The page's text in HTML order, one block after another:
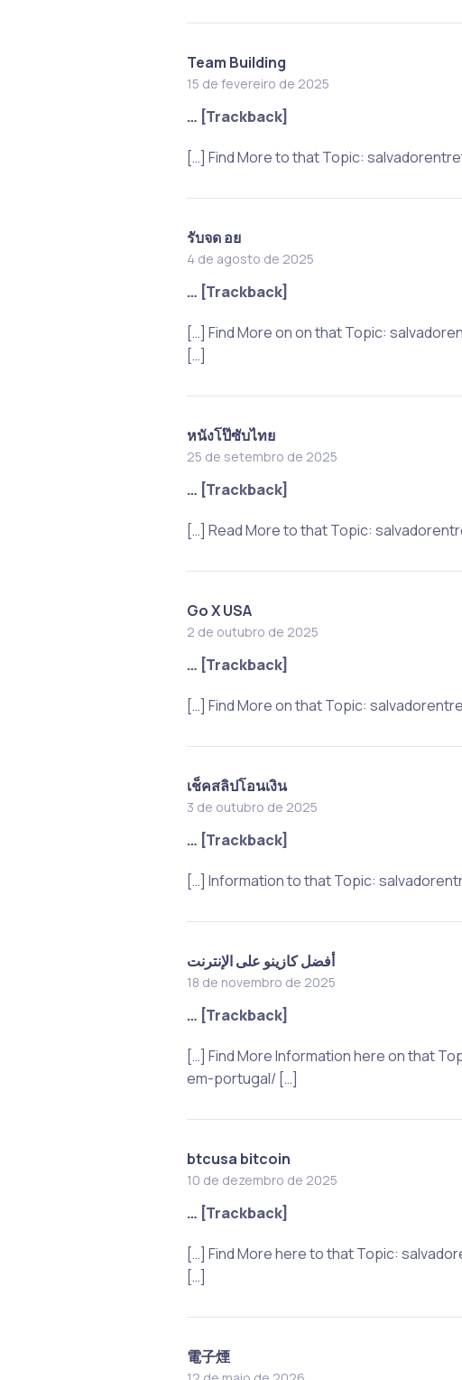
Team Building
15 de fevereiro de 2025
… [Trackback]
[…] Find More to that Topic:
รับจด อย
4 de agosto de 2025
… [Trackback]
[…] Find More on on that Topic:
[…]
หนังโป๊ซับไทย
25 de setembro de 2025
… [Trackback]
[…] Read More to that Topic:
Go X USA
2 de outubro de 2025
… [Trackback]
[…] Find More on that Topic:
เช็คสลิปโอนเงิน
3 de outubro de 2025
… [Trackback]
[…] Information to that Topic:
أفضل كازينو على الإنترنت
18 de novembro de 2025
… [Trackback]
[…] Find More Information here on that
em-portugal/ […]
btcusa bitcoin
10 de dezembro de 2025
… [Trackback]
[…] Find More here to that Topic:
[…]
電子煙